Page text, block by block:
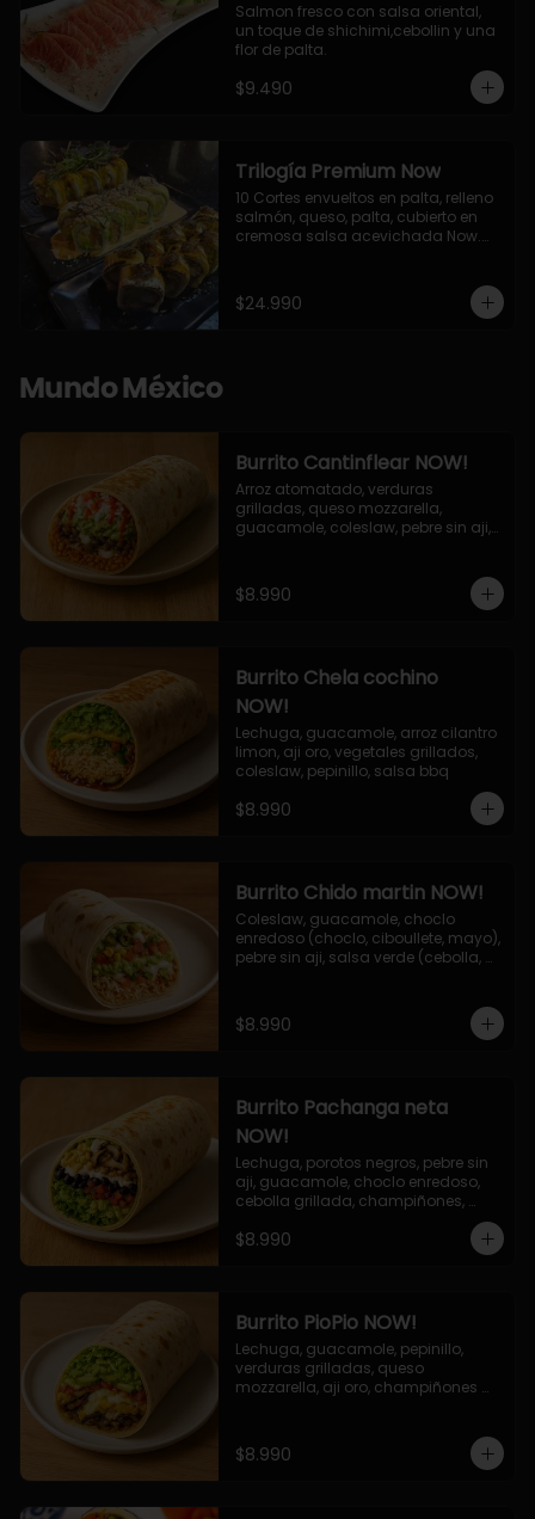
Salmon fresco con salsa oriental,
un toque de shichimi,cebollin y una
flor de palta.
$9.490
Trilogía Premium Now
10 Cortes envueltos en palta, relleno
salmón, queso, palta, cubierto en
cremosa salsa acevichada Now.
palta, cubierto con topping de
chimichurri de la casa flambeado.
$24.990
Mundo México
Burrito Cantinflear NOW!
Arroz atomatado, verduras
grilladas, queso mozzarella,
guacamole, coleslaw, pebre sin aji,
$8.990
Burrito Chela cochino
NOW!
Lechuga, guacamole, arroz cilantro
limon, aji oro, vegetales grillados,
coleslaw, pepinillo, salsa bbq
$8.990
Burrito Chido martin NOW!
Coleslaw, guacamole, choclo
enredoso (choclo, ciboullete, mayo),
pebre sin aji, salsa verde (cebolla,
$8.990
Burrito Pachanga neta
NOW!
Lechuga, porotos negros, pebre sin
aji, guacamole, choclo enredoso,
cebolla grillada, champiñones,
$8.990
Burrito PioPio NOW!
Lechuga, guacamole, pepinillo,
verduras grilladas, queso
mozzarella, aji oro, champiñones
$8.990